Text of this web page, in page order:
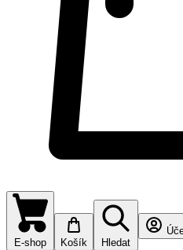
E-shop Košík Hledat